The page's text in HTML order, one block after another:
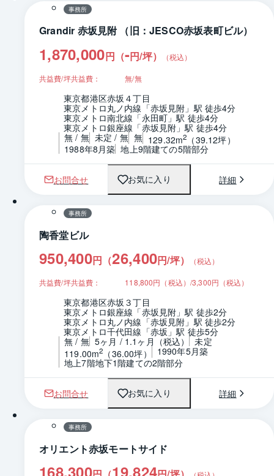
事務所
Grandir 赤坂見附 （旧：JESCO赤坂表町ビル）
1,870,000円（-円/坪） （税込）
共益費/坪共益費： 無/無
東京都港区赤坂４丁目
東京メトロ丸ノ内線「赤坂見附」駅 徒歩4分
東京メトロ南北線「永田町」駅 徒歩4分
東京メトロ銀座線「赤坂見附」駅 徒歩4分
無 / 無 未定 / 無 無 129.32m2 （39.12坪）
1988年8月築 地上9階建ての5階部分
お問合せ お気に入り 詳細
1 / 0 間取り
事務所
陶香堂ビル
950,400円（26,400円/坪） （税込）
共益費/坪共益費： 118,800円（税込）/3,300円（税込）
東京都港区赤坂３丁目
東京メトロ銀座線「赤坂見附」駅 徒歩2分
東京メトロ丸ノ内線「赤坂見附」駅 徒歩2分
東京メトロ千代田線「赤坂」駅 徒歩5分
無 / 無 5ヶ月 / 1.1ヶ月（税込）
未定
119.00m2 （36.00坪）
1990年5月築
地上7階地下1階建ての2階部分
お問合せ お気に入り 詳細
1 / 0 間取り
事務所
オリエント赤坂モートサイド
168,300 19,824